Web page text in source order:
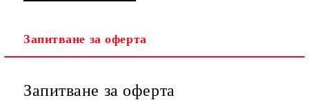
Запитване за оферта
Запитване за оферта